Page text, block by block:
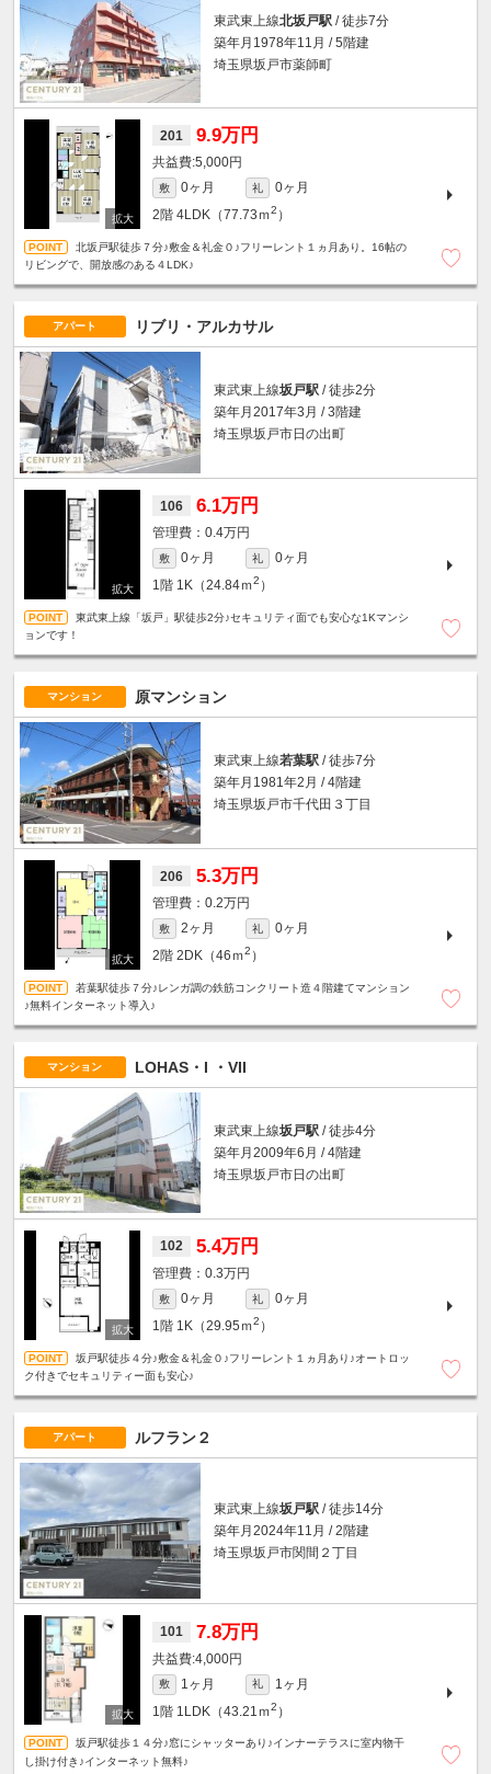
東武東上線北坂戸駅 / 徒歩7分
築年月1978年11月 / 5階建
埼玉県坂戸市薬師町
201 9.9万円
5,000円
敷 0ヶ月 礼
0ヶ月
2階 4LDK（77.73ｍ2 ）
北坂戸駅徒歩７分♪敷金＆礼金０♪フリーレント１ヵ月あり。16帖の
リビングで、開放感のある４LDK♪
アパート リブリ・アルカサル
東武東上線坂戸駅 / 徒歩2分
築年月2017年3月 / 3階建
埼玉県坂戸市日の出町
106 6.1万円
0.4万円
敷 0ヶ月 礼
0ヶ月
1階 1K（24.84ｍ2 ）
東武東上線「坂戸」駅徒歩2分♪セキュリティ面でも安心な1Kマンシ
ョンです！
マンション 原マンション
東武東上線若葉駅 / 徒歩7分
築年月1981年2月 / 4階建
埼玉県坂戸市千代田３丁目
206 5.3万円
0.2万円
敷 2ヶ月 礼
0ヶ月
2階 2DK（46ｍ2 ）
若葉駅徒歩７分♪レンガ調の鉄筋コンクリート造４階建てマンション
♪無料インターネット導入♪
マンション LOHAS・I ・VII
東武東上線坂戸駅 / 徒歩4分
築年月2009年6月 / 4階建
埼玉県坂戸市日の出町
102 5.4万円
0.3万円
敷 0ヶ月 礼
0ヶ月
1階 1K（29.95ｍ2 ）
坂戸駅徒歩４分♪敷金＆礼金０♪フリーレント１ヵ月あり♪オートロッ
ク付きでセキュリティー面も安心♪
アパート ルフラン２
東武東上線坂戸駅 / 徒歩14分
築年月2024年11月 / 2階建
埼玉県坂戸市関間２丁目
101 7.8万円
4,000円
敷 1ヶ月 礼
1ヶ月
1階 1LDK（43.21ｍ2 ）
坂戸駅徒歩１４分♪窓にシャッターあり♪インナーテラスに室内物干
し掛け付き♪インターネット無料♪